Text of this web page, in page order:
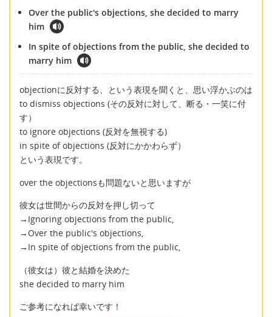
Over the public's objections, she decided to marry
him
In spite of objections from the public, she decided to
marry him
objectionに反対する、という表現を聞くと、思い浮かぶのは
to dismiss objections (その反対に対して、断る・一笑に付
す）
to ignore objections (反対を無視する)
in spite of objections (反対にかかわらず）
という表現です。
over the objectionsも問題ないと思いますが
彼女は世間からの反対を押し切って
→Ignoring objections from the public,
→Over the public's objections,
→In spite of objections from the public,
（彼女は）彼と結婚を決めた
she decided to marry him
ご参考になれば幸いです！